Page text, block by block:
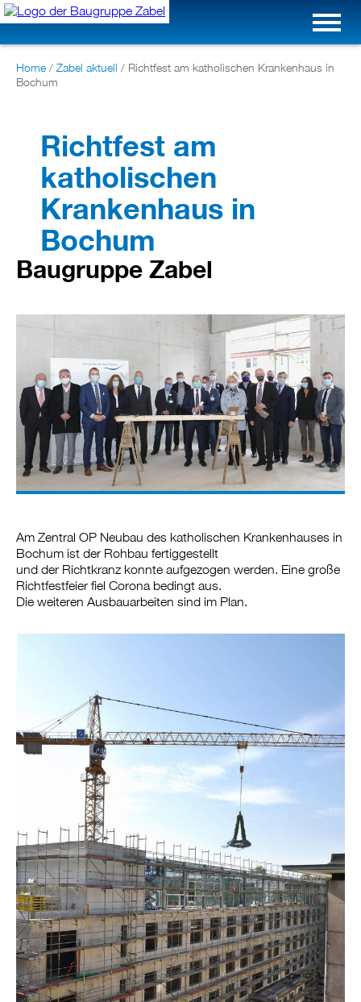
Home / Zabel aktuell / Richtfest am katholischen Krankenhaus in
Bochum
Richtfest am
katholischen
Krankenhaus in
Bochum
Baugruppe Zabel
Am Zentral OP Neubau des katholischen Krankenhauses in
Bochum ist der Rohbau fertiggestellt
und der Richtkranz konnte aufgezogen werden. Eine große
Richtfestfeier fiel Corona bedingt aus.
Die weiteren Ausbauarbeiten sind im Plan.